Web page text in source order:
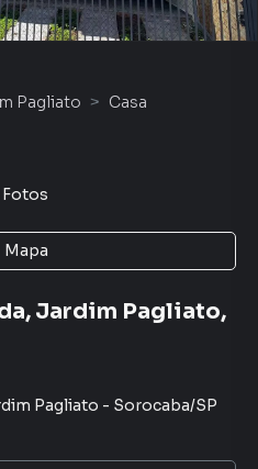
Pagliato
Casa
Fotos
Mapa
Jardim Pagliato,
Pagliato - Sorocaba/SP